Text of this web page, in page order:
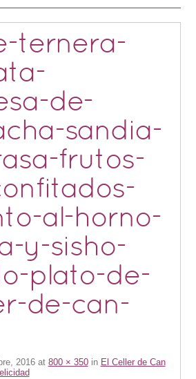
ternera-
de-
sandia-
frutos-
al-horno-
y-sisho-
plato-de-
de-can-
2016at 800 × 350in El Celler de Can